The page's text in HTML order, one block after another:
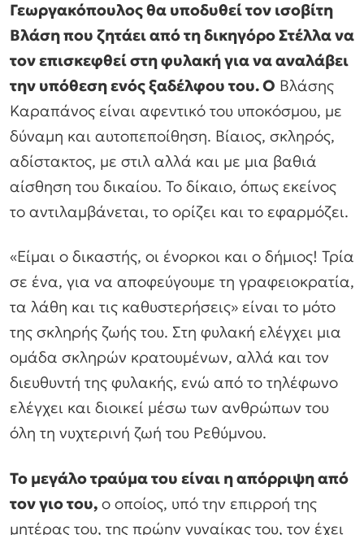
Γεωργακόπουλος θα υποδυθεί τον ισοβίτη
Βλάση που ζητάει από τη δικηγόρο Στέλλα να
τον επισκεφθεί στη φυλακή για να αναλάβει
την υπόθεση ενός ξαδέλφου του. O Βλάσης
Καραπάνος είναι αφεντικό του υποκόσμου, με
δύναμη και αυτοπεποίθηση. Βίαιος, σκληρός,
αδίστακτος, με στιλ αλλά και με μια βαθιά
αίσθηση του δικαίου. Το δίκαιο, όπως εκείνος
το αντιλαμβάνεται, το ορίζει και το εφαρμόζει.
«Είμαι ο δικαστής, οι ένορκοι και ο δήμιος! Τρία
σε ένα, για να αποφεύγουμε τη γραφειοκρατία,
τα λάθη και τις καθυστερήσεις» είναι το μότο
της σκληρής ζωής του. Στη φυλακή ελέγχει μια
ομάδα σκληρών κρατουμένων, αλλά και τον
διευθυντή της φυλακής, ενώ από το τηλέφωνο
ελέγχει και διοικεί μέσω των ανθρώπων του
όλη τη νυχτερινή ζωή του Ρεθύμνου.
Το μεγάλο τραύμα του είναι η απόρριψη από
τον γιο του, ο οποίος, υπό την επιρροή της
μητέρας του, της πρώην γυναίκας του, τον έχει